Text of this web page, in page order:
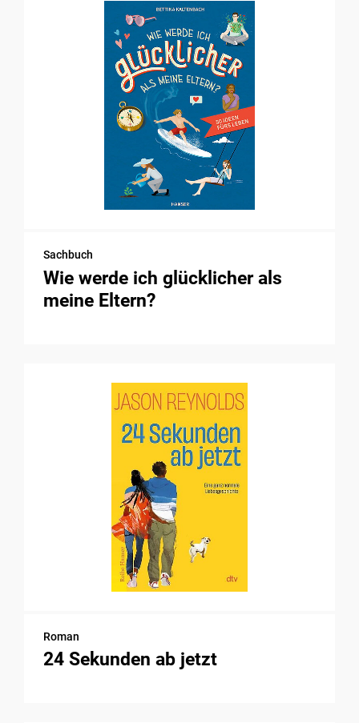
Sachbuch
Wie werde ich glücklicher als
meine Eltern?
Roman
24 Sekunden ab jetzt